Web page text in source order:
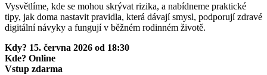
Vysvětlíme, kde se mohou skrývat rizika, a nabídneme praktické
tipy, jak doma nastavit pravidla, která dávají smysl, podporují zdravé
digitální návyky a fungují v běžném rodinném životě.
Kdy? 15. června 2026 od 18:30
Kde? Online
Vstup zdarma